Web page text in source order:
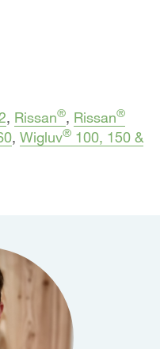
, Rissan®, Rissan®
, Wigluv® 100, 150 &